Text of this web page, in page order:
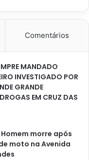
Comentários
MANDADO
INVESTIGADO POR
GRANDE
EM CRUZ DAS
morre após
moto na Avenida